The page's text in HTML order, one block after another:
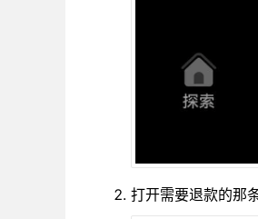
打开需要退款的那